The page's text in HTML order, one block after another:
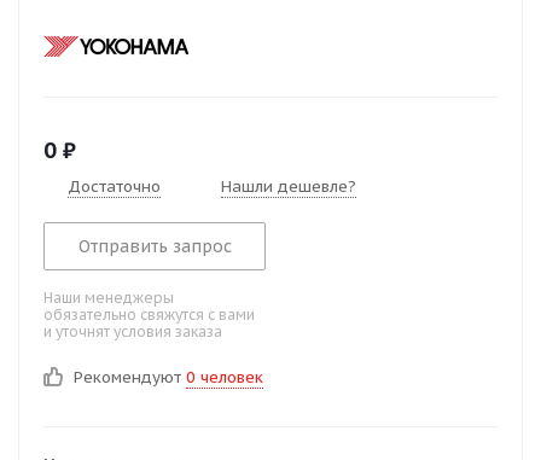
0 ₽
Достаточно Нашли дешевле?
Отправить запрос
Наши менеджеры
обязательно свяжутся с вами
и уточнят условия заказа
Рекомендуют 0 человек